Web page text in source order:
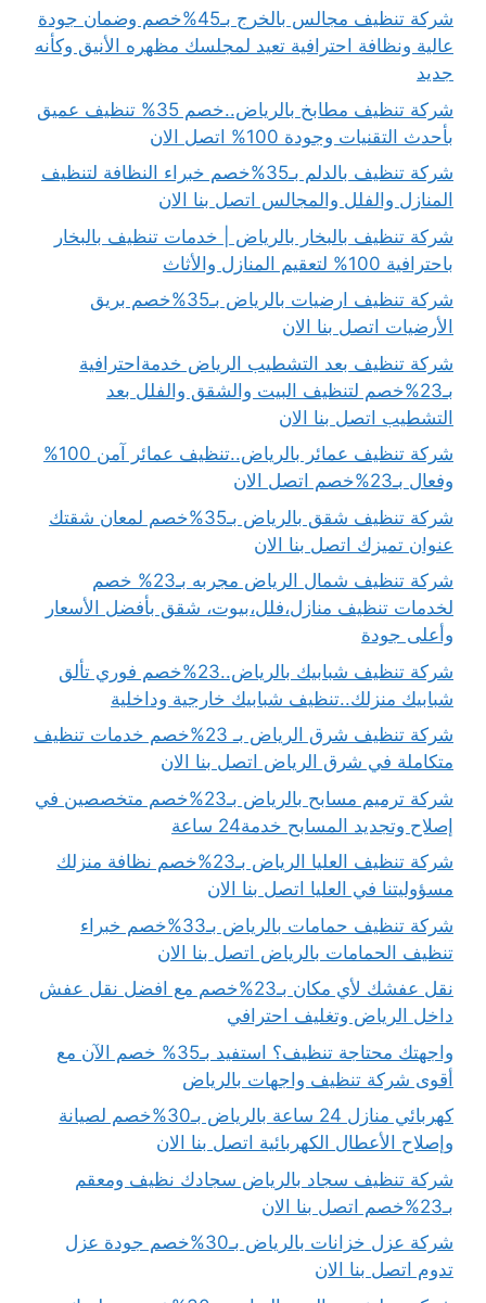
شركة تنظيف مجالس بالخرج بـ45%خصم وضمان جودة
عالية ونظافة احترافية تعيد لمجلسك مظهره الأنيق وكأنه
جديد
شركة تنظيف مطابخ بالرياض..خصم 35% تنظيف عميق
بأحدث التقنيات وجودة 100% اتصل الان
شركة تنظيف بالدلم بـ35%خصم خبراء النظافة لتنظيف
المنازل والفلل والمجالس اتصل بنا الان
شركة تنظيف بالبخار بالرياض | خدمات تنظيف بالبخار
باحترافية 100% لتعقيم المنازل والأثاث
شركة تنظيف ارضيات بالرياض بـ35%خصم بريق
الأرضيات اتصل بنا الان
شركة تنظيف بعد التشطيب الرياض خدمةاحترافية
بـ23%خصم لتنظيف البيت والشقق والفلل بعد
التشطيب اتصل بنا الان
شركة تنظيف عمائر بالرياض..تنظيف عمائر آمن 100%
وفعال بـ23%خصم اتصل الان
شركة تنظيف شقق بالرياض بـ35%خصم لمعان شقتك
عنوان تميزك اتصل بنا الان
شركة تنظيف شمال الرياض مجربه بـ23% خصم
لخدمات تنظيف منازل،فلل،بيوت، شقق بأفضل الأسعار
وأعلى جودة
شركة تنظيف شبابيك بالرياض..23%خصم فوري تألق
شبابيك منزلك..تنظيف شبابيك خارجية وداخلية
شركة تنظيف شرق الرياض بـ 23%خصم خدمات تنظيف
متكاملة في شرق الرياض اتصل بنا الان
شركة ترميم مسابح بالرياض بـ23%خصم متخصصين في
إصلاح وتجديد المسابح خدمة24 ساعة
شركة تنظيف العليا الرياض بـ23%خصم نظافة منزلك
مسؤوليتنا في العليا اتصل بنا الان
شركة تنظيف حمامات بالرياض بـ33%خصم خبراء
تنظيف الحمامات بالرياض اتصل بنا الان
نقل عفشك لأي مكان بـ23%خصم مع افضل نقل عفش
داخل الرياض وتغليف احترافي
واجهتك محتاجة تنظيف؟ استفيد بـ35% خصم الآن مع
أقوى شركة تنظيف واجهات بالرياض
كهربائي منازل 24 ساعة بالرياض بـ30%خصم لصيانة
وإصلاح الأعطال الكهربائية اتصل بنا الان
شركة تنظيف سجاد بالرياض سجادك نظيف ومعقم
بـ23%خصم اتصل بنا الان
شركة عزل خزانات بالرياض بـ30%خصم جودة عزل
تدوم اتصل بنا الان